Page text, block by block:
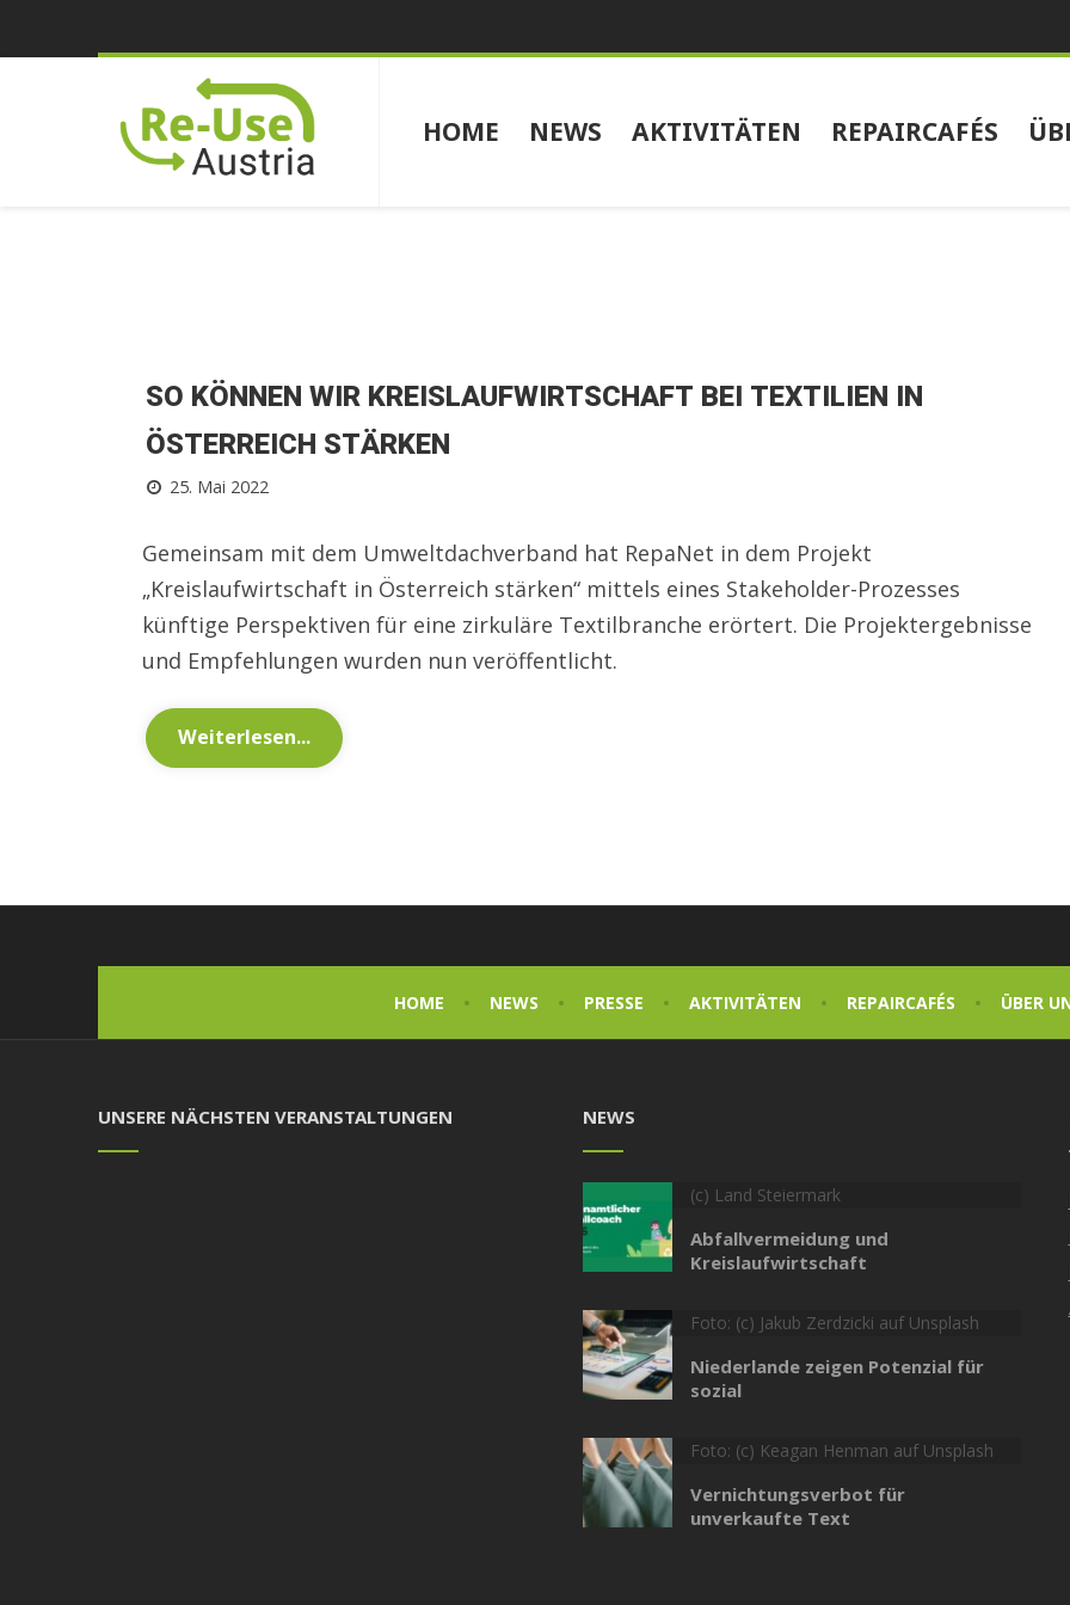
HOME NEWS AKTIVITÄTEN REPAIRCAFÉS
SO KÖNNEN WIR KREISLAUFWIRTSCHAFT BEI TEXTILIEN IN
ÖSTERREICH STÄRKEN
25. Mai 2022
Gemeinsam mit dem Umweltdachverband hat RepaNet in dem Projekt
„Kreislaufwirtschaft in Österreich stärken“ mittels eines Stakeholder-Prozesses
künftige Perspektiven für eine zirkuläre Textilbranche erörtert. Die Projektergebnisse
und Empfehlungen wurden nun veröffentlicht.
Weiterlesen...
HOME NEWS PRESSE AKTIVITÄTEN REPAIRCAFÉS ÜBER
UNSERE NÄCHSTEN VERANSTALTUNGEN NEWS
(c) Land Steiermark
Abfallvermeidung und
Kreislaufwirtschaft
Foto: (c) Jakub Zerdzicki auf Unsplash
Niederlande zeigen Potenzial für
sozial
Foto: (c) Keagan Henman auf Unsplash
Vernichtungsverbot für
unverkaufte Text